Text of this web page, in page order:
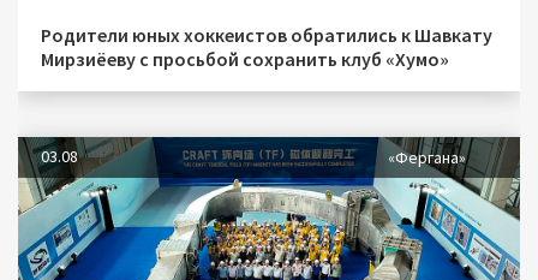
Родители юных хоккеистов обратились к Шавкату
Мирзиёеву с просьбой сохранить клуб «Хумо»
03.08 «Фергана»